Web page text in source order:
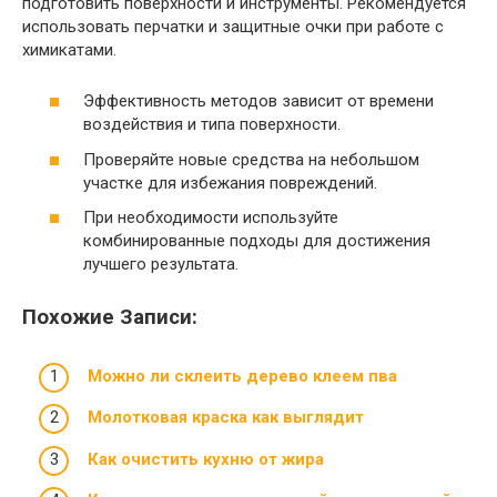
использовать перчатки и защитные очки при работе с
химикатами.
Эффективность методов зависит от времени
воздействия и типа поверхности.
Проверяйте новые средства на небольшом
участке для избежания повреждений.
При необходимости используйте
комбинированные подходы для достижения
лучшего результата.
Похожие Записи:
Можно ли склеить дерево клеем пва
Молотковая краска как выглядит
Как очистить кухню от жира